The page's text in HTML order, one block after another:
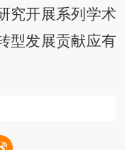
究开展系列 学术
型发展贡献应有